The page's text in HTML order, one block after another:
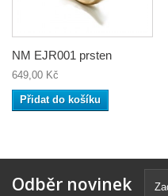
NM EJR001 prsten
649,00 Kč
Přidat do košíku
Odběr novinek